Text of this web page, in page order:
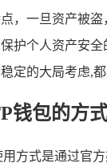
，一旦资产被
护个人资产安
定的大局考虑,都
钱包的方
方式是通过官